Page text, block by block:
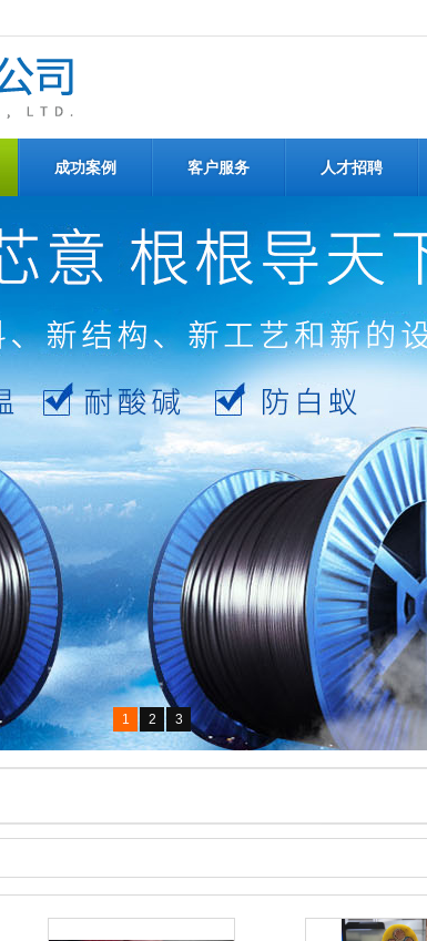
成功案例 客户服务 人才招聘
1 2 3